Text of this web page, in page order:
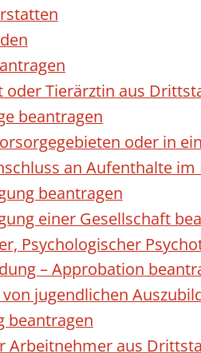
Tierärztin aus
beantragen
oder in
an Aufenthalte im
beantragen
einer Gesellschaft
Psychologischer
– Approbation
jugendlichen
beantragen
aus